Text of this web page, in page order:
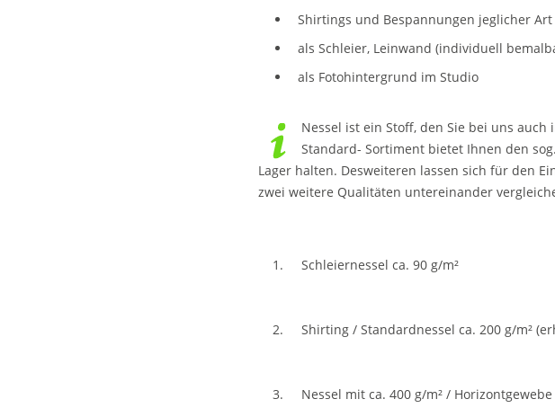
Shirtings und Bespannungen jeglicher
als Schleier, Leinwand (individuell
als Fotohintergrund im Studio
Nessel ist ein Stoff, den Sie bei uns
Standard- Sortiment bietet Ihnen den
Lager halten. Desweiteren lassen sich für den
zwei weitere Qualitäten untereinander
Schleiernessel ca. 90 g/m²
Shirting / Standardnessel ca. 200 g/m²
Nessel mit ca. 400 g/m² / Horizontgewebe